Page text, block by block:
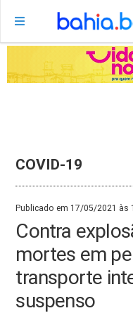
COVID-19
Publicado em 17/05/2021 às
Contra
mortes em
transporte
suspenso